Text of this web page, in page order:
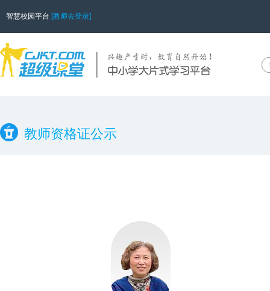
智慧校园平台 [教师去登录]
教师资格证公示